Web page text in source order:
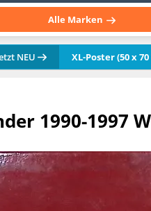
Alle Marken
NEU XL-Poster (50 x
1990-